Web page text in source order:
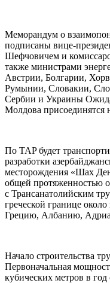
Меморандум о
подписаны вице-
Шефчовичем и
также министрами
Австрии, Болгарии,
Румынии, Словакии,
Сербии и Украины
Молдова присоединятся
По TAP будет
разработки
месторождения «Шах
общей протяженностью
с Трансанатолийским
греческой границе
Грецию, Албанию,
Начало строительства
Первоначальная
кубических метров в